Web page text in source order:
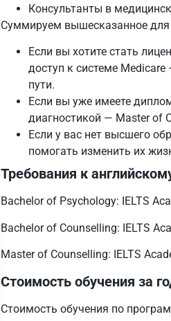
Консультанты в
Суммируем вышесказанное
Если вы хотите стать
доступ к системе
пути.
Если вы уже имеете
диагностикой — Master of
Если у вас нет высшего
помогать изменить их
Требования к
Bachelor of Psychology: IELTS
Bachelor of Counselling: IELTS
Master of Counselling: IELTS
Стоимость обучения за
Стоимость обучения по